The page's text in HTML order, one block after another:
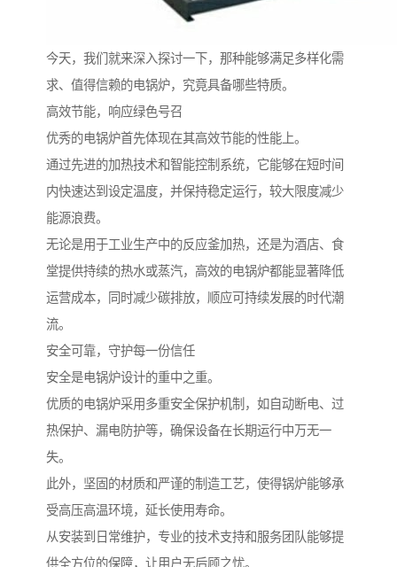
今天，我们就来深入探讨一下，那种能够满足多样化需
求、值得信赖的电锅炉，究竟具备哪些特质。
高效节能，响应绿色号召
优秀的电锅炉首先体现在其高效节能的性能上。
通过先进的加热技术和智能控制系统，它能够在短时间
内快速达到设定温度，并保持稳定运行，较大限度减少
能源浪费。
无论是用于工业生产中的反应釜加热，还是为酒店、食
堂提供持续的热水或蒸汽，高效的电锅炉都能显著降低
运营成本，同时减少碳排放，顺应可持续发展的时代潮
流。
安全可靠，守护每一份信任
安全是电锅炉设计的重中之重。
优质的电锅炉采用多重安全保护机制，如自动断电、过
热保护、漏电防护等，确保设备在长期运行中万无一
失。
此外，坚固的材质和严谨的制造工艺，使得锅炉能够承
受高压高温环境，延长使用寿命。
从安装到日常维护，专业的技术支持和服务团队能够提
供全方位的保障，让用户无后顾之忧。